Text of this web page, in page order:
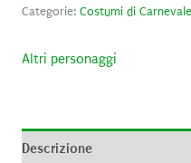
Categorie: Costumi di
Altri personaggi
Descrizione